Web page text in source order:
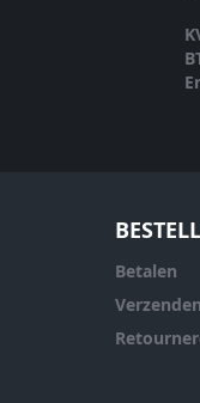
Betalen
Verzenden